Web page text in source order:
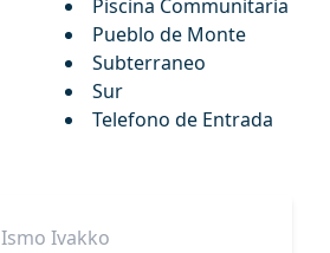
Piscina Communitaria
Pueblo de Monte
Subterraneo
Sur
Telefono de Entrada
Ismo Ivakko